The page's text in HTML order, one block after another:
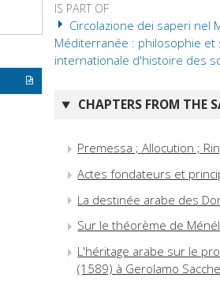
IS PART OF
Circolazione dei saperi nel
Méditerranée : philosophie et
internationale d'histoire des
CHAPTERS FROM THE
Premessa ; Allocution ;
Actes fondateurs et
La destinée arabe des
Sur le théorème de
L'héritage arabe sur le
(1589) à Gerolamo